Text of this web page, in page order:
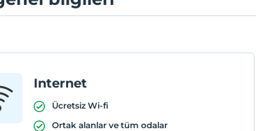
Internet
Ücretsiz Wi-fi
Ortak alanlar ve tüm odalar